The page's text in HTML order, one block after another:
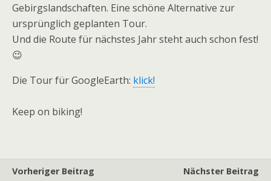
Gebirgslandschaften. Eine schöne Alternative zur
ursprünglich geplanten Tour.
Und die Route für nächstes Jahr steht auch schon fest!
😉
Die Tour für GoogleEarth: klick!
Keep on biking!
Vorheriger Beitrag
Nächster Beitrag